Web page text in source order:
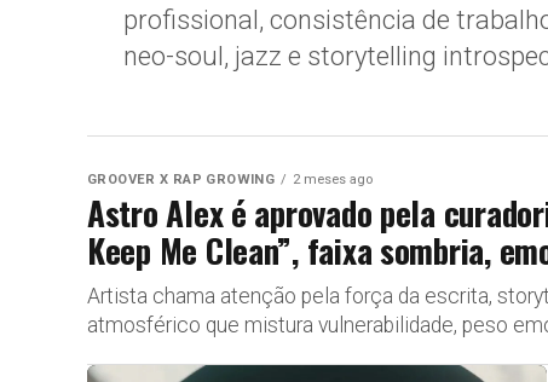
profissional, consistência de
neo-soul, jazz e storytelling
GROOVER X RAP GROWING 2 meses ago
Astro Alex é aprovado pela
Keep Me Clean”, faixa sombria,
Artista chama atenção pela força da escrita,
atmosférico que mistura vulnerabilidade, peso